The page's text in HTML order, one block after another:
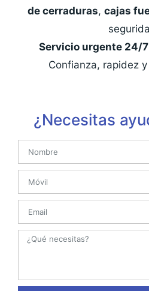
de cerraduras, cajas
Servicio urgente 24/7
Confianza, rapidez
¿Necesitas